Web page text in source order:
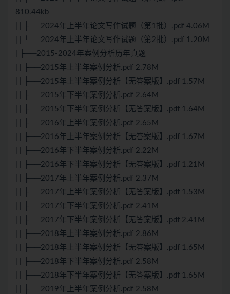
810.44kb
| | ├──2024年上半年论文写作试题（第1批）.pdf 4.06M
| | └──2024年上半年论文写作试题（第2批）.pdf 1.20M
| ├──2015-2024年案例分析历年真题
| | ├──2015年上半年案例分析.pdf 2.78M
| | ├──2015年上半年案例分析【无答案版】.pdf 1.57M
| | ├──2015年下半年案例分析.pdf 2.64M
| | ├──2015年下半年案例分析【无答案版】.pdf 1.64M
| | ├──2016年上半年案例分析.pdf 2.65M
| | ├──2016年上半年案例分析【无答案版】.pdf 1.67M
| | ├──2016年下半年案例分析.pdf 2.22M
| | ├──2016年下半年案例分析【无答案版】.pdf 1.21M
| | ├──2017年上半年案例分析.pdf 2.37M
| | ├──2017年上半年案例分析【无答案版】.pdf 1.53M
| | ├──2017年下半年案例分析.pdf 2.41M
| | ├──2017年下半年案例分析【无答案版】.pdf 2.41M
| | ├──2018年上半年案例分析.pdf 2.86M
| | ├──2018年上半年案例分析【无答案版】.pdf 1.65M
| | ├──2018年下半年案例分析.pdf 2.58M
| | ├──2018年下半年案例分析【无答案版】.pdf 1.65M
| | ├──2019年上半年案例分析.pdf 2.58M